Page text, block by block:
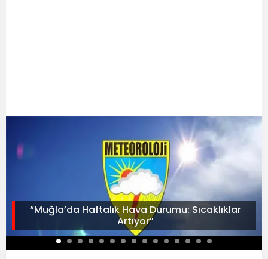
“Muğla’da Haftalık Hava Durumu: Sıcaklıklar
Artıyor”